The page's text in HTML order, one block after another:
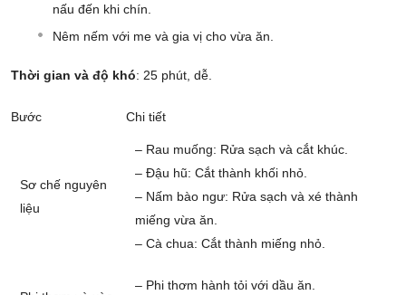
nấu đến khi chín.
Nêm nếm với me và gia vị cho vừa ăn.
Thời gian và độ khó: 25 phút, dễ.
Bước Chi tiết
Sơ chế nguyên
liệu
– Rau muống: Rửa sạch và cắt khúc.
– Đậu hũ: Cắt thành khối nhỏ.
– Nấm bào ngư: Rửa sạch và xé thành
miếng vừa ăn.
– Cà chua: Cắt thành miếng nhỏ.
– Phi thơm hành tỏi với dầu ăn.